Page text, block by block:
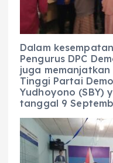
Dalam
Pengurus DPC
juga
Tinggi Partai
Yudhoyono (SBY)
tanggal 9